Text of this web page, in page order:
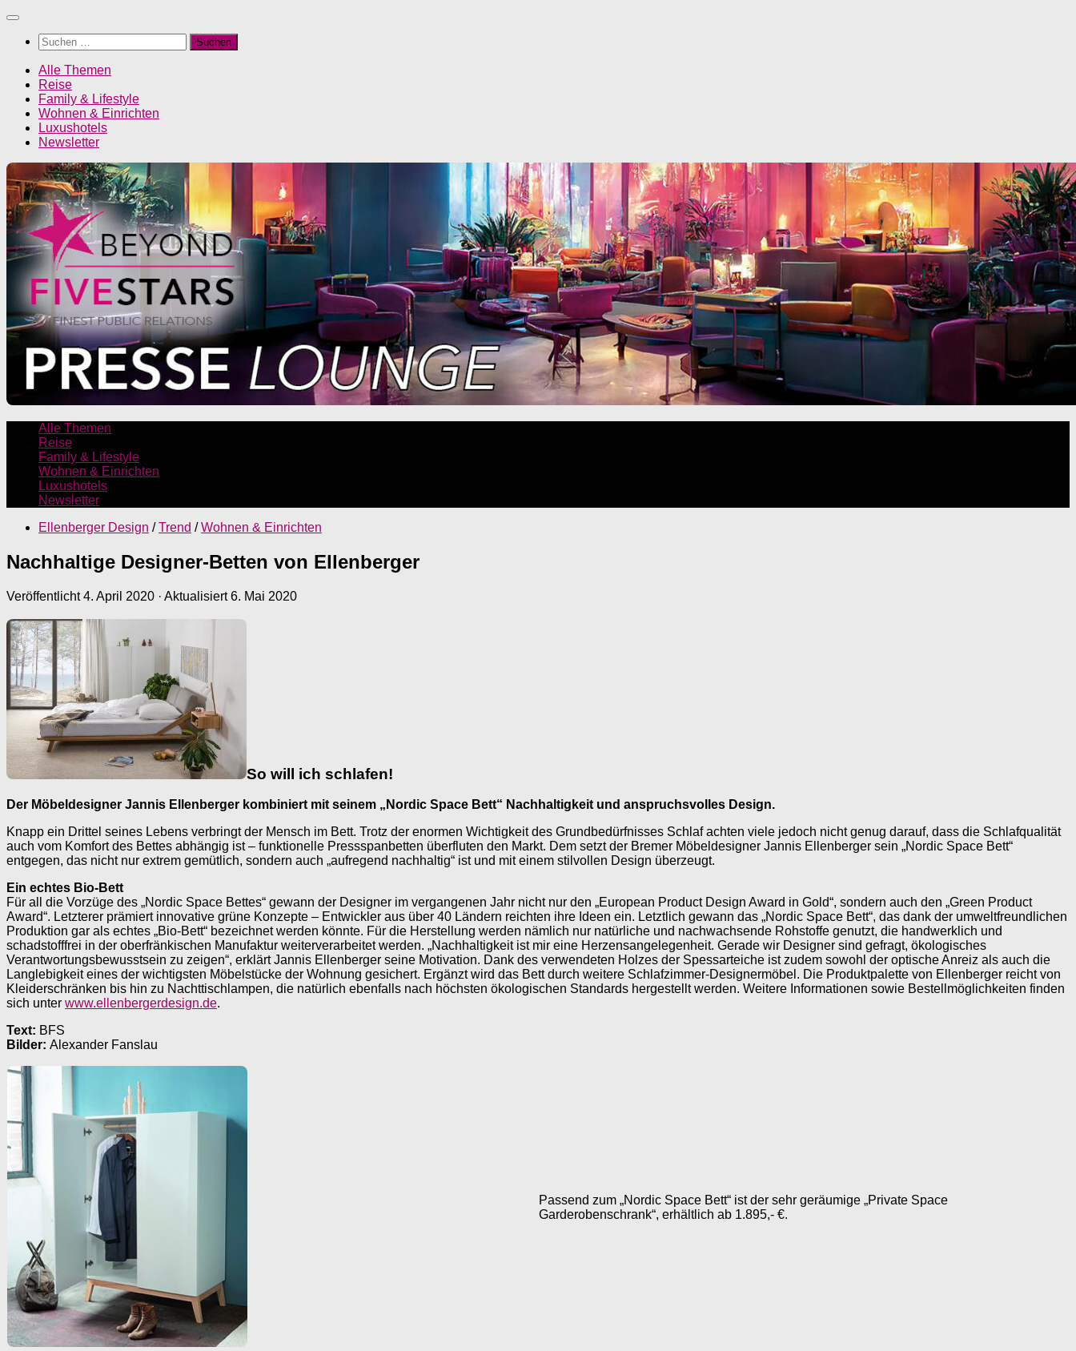
Unter
Inhalt
Suchen
nach:
Alle Themen
Reise
Family & Lifestyle
Wohnen & Einrichten
Luxushotels
Newsletter
Alle Themen
Reise
Family & Lifestyle
Wohnen & Einrichten
Luxushotels
Newsletter
Ellenberger Design / Trend / Wohnen & Einrichten
Nachhaltige Designer-Betten von Ellenberger
Veröffentlicht4. April 2020 · Aktualisiert6. Mai 2020
So will ich schlafen!
Der Möbeldesigner Jannis Ellenberger kombiniert mit seinem „Nordic Space Bett“ Nachhaltigkeit und anspruchsvolles Design.
Knapp ein Drittel seines Lebens verbringt der Mensch im Bett. Trotz der enormen Wichtigkeit des Grundbedürfnisses Schlaf achten viele jedoch nicht genug darauf, dass die Schlafqualität
auch vom Komfort des Bettes abhängig ist – funktionelle Pressspanbetten überfluten den Markt. Dem setzt der Bremer Möbeldesigner Jannis Ellenberger sein „Nordic Space Bett“
entgegen, das nicht nur extrem gemütlich, sondern auch „aufregend nachhaltig“ ist und mit einem stilvollen Design überzeugt.
Ein echtes Bio-Bett
Für all die Vorzüge des „Nordic Space Bettes“ gewann der Designer im vergangenen Jahr nicht nur den „European Product Design Award in Gold“, sondern auch den „Green Product
Award“. Letzterer prämiert innovative grüne Konzepte – Entwickler aus über 40 Ländern reichten ihre Ideen ein. Letztlich gewann das „Nordic Space Bett“, das dank der umweltfreundlichen
Produktion gar als echtes „Bio-Bett“ bezeichnet werden könnte. Für die Herstellung werden nämlich nur natürliche und nachwachsende Rohstoffe genutzt, die handwerklich und
schadstofffrei in der oberfränkischen Manufaktur weiterverarbeitet werden. „Nachhaltigkeit ist mir eine Herzensangelegenheit. Gerade wir Designer sind gefragt, ökologisches
Verantwortungsbewusstsein zu zeigen“, erklärt Jannis Ellenberger seine Motivation. Dank des verwendeten Holzes der Spessarteiche ist zudem sowohl der optische Anreiz als auch die
Langlebigkeit eines der wichtigsten Möbelstücke der Wohnung gesichert. Ergänzt wird das Bett durch weitere Schlafzimmer-Designermöbel. Die Produktpalette von Ellenberger reicht von
Kleiderschränken bis hin zu Nachttischlampen, die natürlich ebenfalls nach höchsten ökologischen Standards hergestellt werden. Weitere Informationen sowie Bestellmöglichkeiten finden
sich unter www.ellenbergerdesign.de.
Text: BFS
Bilder: Alexander Fanslau
Passend zum „Nordic Space Bett“ ist der sehr geräumige „Private Space
Garderobenschrank“, erhältlich ab 1.895,- €.